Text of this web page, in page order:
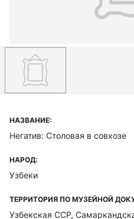
НАЗВАНИЕ:
Негатив: Столовая в совхозе
НАРОД:
Узбеки
ТЕРРИТОРИЯ ПО МУЗЕЙНОЙ
Узбекская ССР,